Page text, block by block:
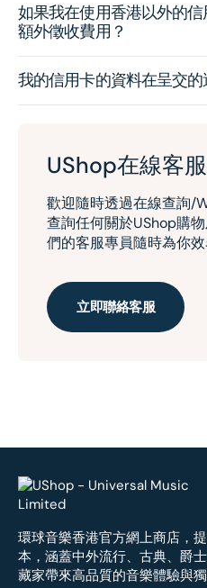
如果我在使用香港以外的
額外徵收費用？
我的信用卡的資料在呈交的
UShop在線客服
歡迎隨時透過在線查詢/
查詢任何關於UShop購
們的客服專員隨時為你效
立即聯絡客服
環球音樂香港官方網上商店，
本，涵蓋中外流行、古典、爵
藏家帶來高品質的音樂體驗與獨